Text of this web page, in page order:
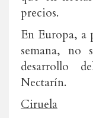
precios.
En Europa, a
semana, no
desarrollo
Nectarín.
Ciruela